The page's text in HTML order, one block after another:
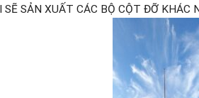
SẢN XUẤT CÁC BỘ CỘT ĐỠ